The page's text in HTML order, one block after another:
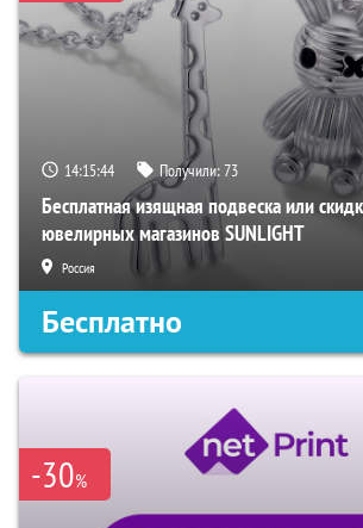
14:15:44 Получили:73
Бесплатная изящная подвеска или
ювелирных магазинов SUNLIGHT
Россия
Бесплатно
-30%